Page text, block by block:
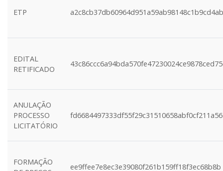
ETP
EDITAL
RETIFICADO
ANULAÇÃO
PROCESSO
LICITATÓRIO
fd6684497333df55f29c31510658abf0cf211a56
FORMAÇÃO
ee9ffee7e8ec3e39080f261b159ff18f3ec68b8b